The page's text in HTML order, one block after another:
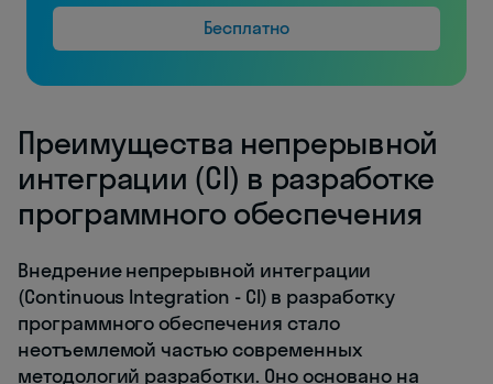
Бесплатно
Преимущества непрерывной
интеграции (CI) в разработке
программного обеспечения
Внедрение непрерывной интеграции
(Continuous Integration - CI) в разработку
программного обеспечения стало
неотъемлемой частью современных
методологий разработки. Оно основано на